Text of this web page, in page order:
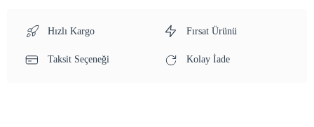
Hızlı Kargo Fırsat Ürünü
Taksit Seçeneği Kolay İade